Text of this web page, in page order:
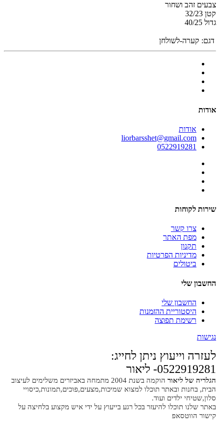
צבעים זהב ושחור
קטן 32/23
גדול 40/25
דגם: קערה-לשולחן
אודות
אודות
liorbarsshet@gmail.com
0522919281
שירות לקוחות
צרו קשר
מפת האתר
תקנון
מדיניות הפרטיות
ביטולים
החשבון שלי
החשבון שלי
היסטוריית ההזמנות
רשימת תפוצה
נגישות
לעזרה וייעוץ ניתן לחייג:
0522919281- ליאור
הגלריה של ליאור
הוקמה בשנת 2004 מתמחה באביזרים משלימים לעיצוב
הבית, בחנות ובאתר תוכלו למצוא שמיכות,מצעים,פוכים,תמונות,כיסויי
סלון,שטיחי ילדים ועוד.
באתר שלנו תוכלו להיעזר בכל רגע בייעוץ על ידי איש מקצוע בלחיצה על
קישור הווטסאפ